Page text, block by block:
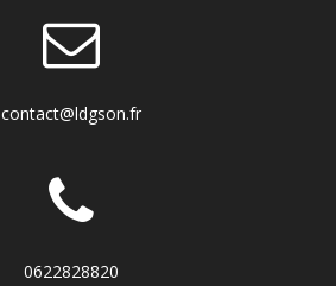
contact@ldgson.fr
0622828820